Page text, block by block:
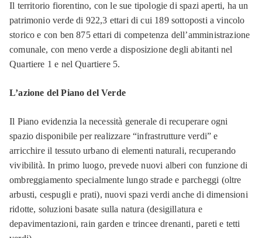
Il territorio fiorentino, con le sue tipologie di spazi aperti, ha un
patrimonio verde di 922,3 ettari di cui 189 sottoposti a vincolo
storico e con ben 875 ettari di competenza dell’amministrazione
comunale, con meno verde a disposizione degli abitanti nel
Quartiere 1 e nel Quartiere 5.
L’azione del Piano del Verde
Il Piano evidenzia la necessità generale di recuperare ogni
spazio disponibile per realizzare “infrastrutture verdi” e
arricchire il tessuto urbano di elementi naturali, recuperando
vivibilità. In primo luogo, prevede nuovi alberi con funzione di
ombreggiamento specialmente lungo strade e parcheggi (oltre
arbusti, cespugli e prati), nuovi spazi verdi anche di dimensioni
ridotte, soluzioni basate sulla natura (desigillatura e
depavimentazioni, rain garden e trincee drenanti, pareti e tetti